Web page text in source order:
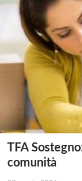
TFA
comunità